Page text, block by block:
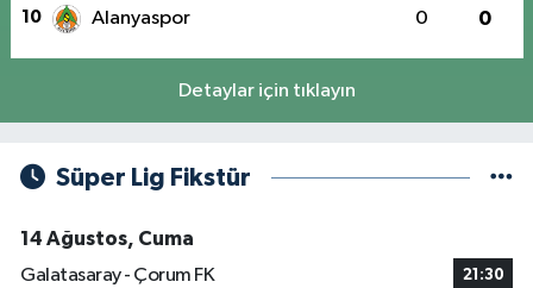
10 Alanyaspor 0 0
Detaylar için tıklayın
Süper Lig Fikstür
14 Ağustos, Cuma
Galatasaray - Çorum FK
21:30